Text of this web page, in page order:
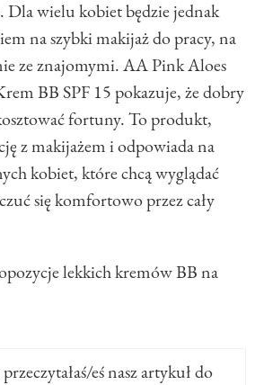
Dla wielu kobiet będzie jednak
na szybki makijaż do pracy, na
ze znajomymi. AA Pink Aloes
BB SPF 15 pokazuje, że dobry
fortuny. To produkt,
z makijażem i odpowiada na
kobiet, które chcą wyglądać
się komfortowo przez cały
lekkich kremów BB na
eś nasz artykuł do